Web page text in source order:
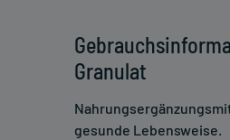
Granulat
gesunde Lebensweise.